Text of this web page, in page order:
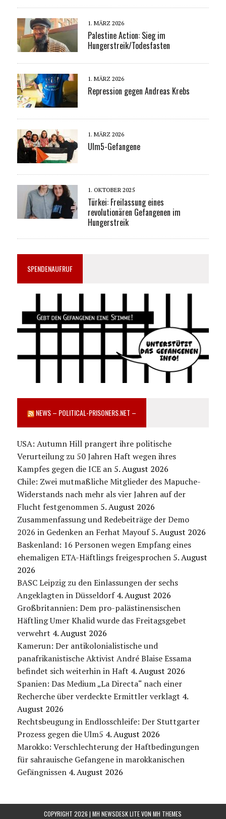
1. MÄRZ 2026
Palestine Action: Sieg im
Hungerstreik/Todesfasten
1. MÄRZ 2026
Repression gegen Andreas Krebs
1. MÄRZ 2026
Ulm5-Gefangene
1. OKTOBER 2025
Türkei: Freilassung eines
revolutionären Gefangenen im
Hungerstreik
SPENDENAUFRUF
NEWS – POLITICAL-PRISONERS.NET –
USA: Autumn Hill prangert ihre politische
Verurteilung zu 50 Jahren Haft wegen ihres
Kampfes gegen die ICE an 5. August 2026
Chile: Zwei mutmaßliche Mitglieder des Mapuche-
Widerstands nach mehr als vier Jahren auf der
Flucht festgenommen 5. August 2026
Zusammenfassung und Redebeiträge der Demo
2026 in Gedenken an Ferhat Mayouf 5. August 2026
Baskenland: 16 Personen wegen Empfang eines
ehemaligen ETA-Häftlings freigesprochen 5. August
2026
BASC Leipzig zu den Einlassungen der sechs
Angeklagten in Düsseldorf 4. August 2026
Großbritannien: Dem pro-palästinensischen
Häftling Umer Khalid wurde das Freitagsgebet
verwehrt 4. August 2026
Kamerun: Der antikolonialistische und
panafrikanistische Aktivist André Blaise Essama
befindet sich weiterhin in Haft 4. August 2026
Spanien: Das Medium „La Directa“ nach einer
Recherche über verdeckte Ermittler verklagt 4.
August 2026
Rechtsbeugung in Endlosschleife: Der Stuttgarter
Prozess gegen die Ulm5 4. August 2026
Marokko: Verschlechterung der Haftbedingungen
für sahrauische Gefangene in marokkanischen
Gefängnissen 4. August 2026
COPYRIGHT 2026 | MH NEWSDESK LITE VONMH THEMES